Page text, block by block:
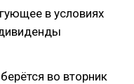
в условиях
во вторник